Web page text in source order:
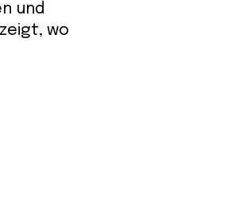
und
wo